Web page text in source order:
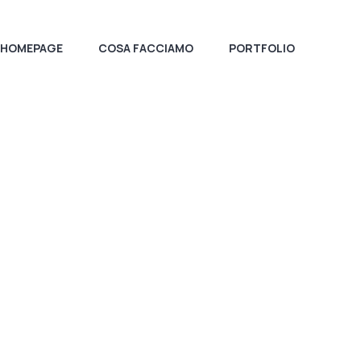
HOMEPAGE COSA FACCIAMO PORTFOLIO